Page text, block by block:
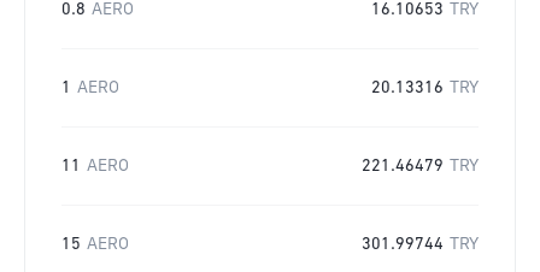
0.8 AERO 16.10653 TRY
1 AERO 20.13316 TRY
11 AERO 221.46479 TRY
15 AERO 301.99744 TRY